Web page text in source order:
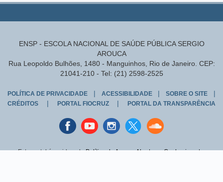
ENSP - ESCOLA NACIONAL DE SAÚDE PÚBLICA SERGIO
AROUCA
Rua Leopoldo Bulhões, 1480 - Manguinhos, Rio de Janeiro. CEP:
21041-210 - Tel: (21) 2598-2525
POLÍTICA DE PRIVACIDADE | ACESSIBILIDADE | SOBRE O SITE |
CRÉDITOS | PORTAL FIOCRUZ | PORTAL DA TRANSPARÊNCIA
FacebookyoutubeinstagranTwitterSound
cloud
Este portal é regido pelaPolítica de Acesso Aberto ao Conhecimento,